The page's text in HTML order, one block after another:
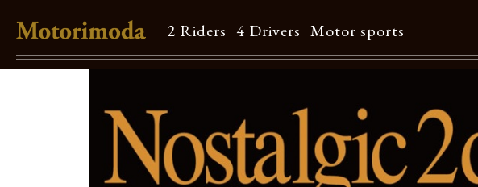
2 Riders 4 Drivers Motor sports
Motorimodaとは